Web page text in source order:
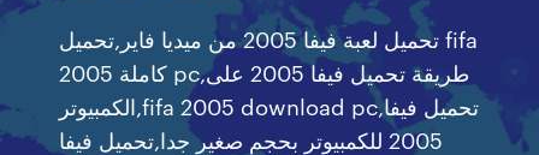
تحميل لعبة فيفا 2005 من ميديا فاير,تحميل fifa
2005 كاملة pc,طريقة تحميل فيفا 2005 على
الكمبيوتر,fifa 2005 download pc,تحميل فيفا
2005 للكمبيوتر بحجم صغير جدا,تحميل فيفا